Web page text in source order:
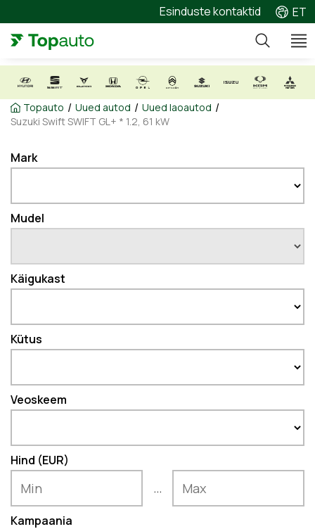
Esinduste kontaktid ET
Topauto / Uued autod / Uued laoautod /
Suzuki Swift SWIFT GL+ * 1.2, 61 kW
Mark
Mudel
Käigukast
Kütus
Veoskeem
Hind (EUR)
...
Kampaania